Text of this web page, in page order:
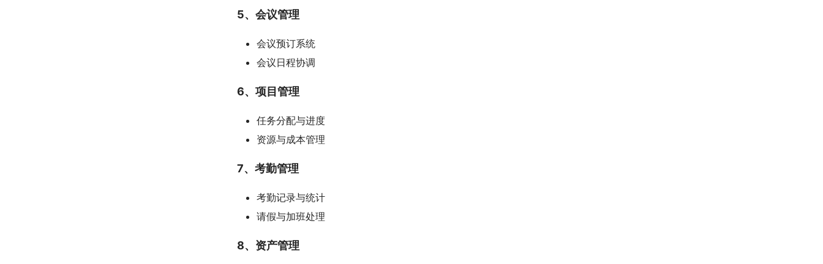
5、会议管理
会议预订系统
会议日程协调
6、项目管理
任务分配与进度
资源与成本管理
7、考勤管理
考勤记录与统计
请假与加班处理
8、资产管理